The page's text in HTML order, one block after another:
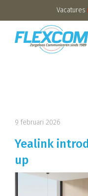
Vacatures
9 februari 2026
Yealink
up